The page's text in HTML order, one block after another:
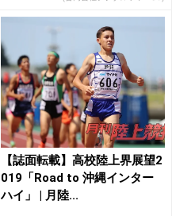
【誌面転載】高校陸上界展望2
019「Road to 沖縄インター
ハイ」 | 月陸...